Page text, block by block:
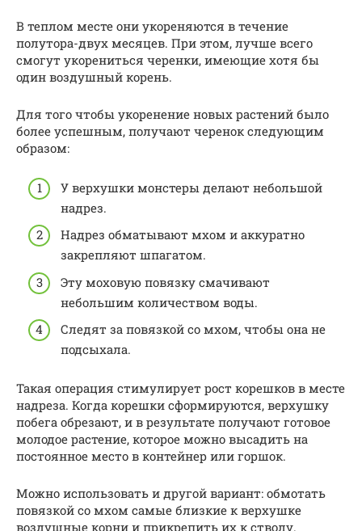
В теплом месте они укореняются в течение
полутора-двух месяцев. При этом, лучше всего
смогут укорениться черенки, имеющие хотя бы
один воздушный корень.
Для того чтобы укоренение новых растений было
более успешным, получают черенок следующим
образом:
У верхушки монстеры делают небольшой
надрез.
Надрез обматывают мхом и аккуратно
закрепляют шпагатом.
Эту моховую повязку смачивают
небольшим количеством воды.
Следят за повязкой со мхом, чтобы она не
подсыхала.
Такая операция стимулирует рост корешков в месте
надреза. Когда корешки сформируются, верхушку
побега обрезают, и в результате получают готовое
молодое растение, которое можно высадить на
постоянное место в контейнер или горшок.
Можно использовать и другой вариант: обмотать
повязкой со мхом самые близкие к верхушке
воздушные корни и прикрепить их к стволу.